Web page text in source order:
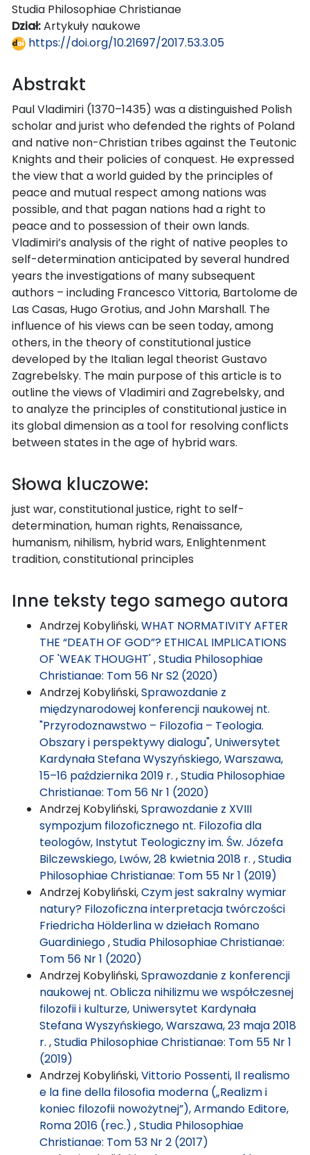
Studia Philosophiae Christianae
Dział:Artykuły naukowe
https://doi.org/10.21697/2017.53.3.05
Abstrakt
Paul Vladimiri (1370–1435) was a distinguished Polish
scholar and jurist who defended the rights of Poland
and native non-Christian tribes against the Teutonic
Knights and their policies of conquest. He expressed
the view that a world guided by the principles of
peace and mutual respect among nations was
possible, and that pagan nations had a right to
peace and to possession of their own lands.
Vladimiri’s analysis of the right of native peoples to
self-determination anticipated by several hundred
years the investigations of many subsequent
authors – including Francesco Vittoria, Bartolome de
Las Casas, Hugo Grotius, and John Marshall. The
influence of his views can be seen today, among
others, in the theory of constitutional justice
developed by the Italian legal theorist Gustavo
Zagrebelsky. The main purpose of this article is to
outline the views of Vladimiri and Zagrebelsky, and
to analyze the principles of constitutional justice in
its global dimension as a tool for resolving conflicts
between states in the age of hybrid wars.
Słowa kluczowe:
just war, constitutional justice, right to self-
determination, human rights, Renaissance,
humanism, nihilism, hybrid wars, Enlightenment
tradition, constitutional principles
Inne teksty tego samego autora
Andrzej Kobyliński,WHAT NORMATIVITY AFTER
THE “DEATH OF GOD”? ETHICAL IMPLICATIONS
OF 'WEAK THOUGHT',Studia Philosophiae
Christianae: Tom 56 Nr S2 (2020)
Andrzej Kobyliński,Sprawozdanie z
międzynarodowej konferencji naukowej nt.
"Przyrodoznawstwo – Filozofia – Teologia.
Obszary i perspektywy dialogu", Uniwersytet
Kardynała Stefana Wyszyńskiego, Warszawa,
15–16 października 2019 r. ,Studia Philosophiae
Christianae: Tom 56 Nr 1 (2020)
Andrzej Kobyliński,Sprawozdanie z XVIII
sympozjum filozoficznego nt. Filozofia dla
teologów, Instytut Teologiczny im. Św. Józefa
Bilczewskiego, Lwów, 28 kwietnia 2018 r. ,Studia
Philosophiae Christianae: Tom 55 Nr 1 (2019)
Andrzej Kobyliński,Czym jest sakralny wymiar
natury? Filozoficzna interpretacja twórczości
Friedricha Hölderlina w dziełach Romano
Guardiniego,Studia Philosophiae Christianae:
Tom 56 Nr 1 (2020)
Andrzej Kobyliński,Sprawozdanie z konferencji
naukowej nt. Oblicza nihilizmu we współczesnej
filozofii i kulturze, Uniwersytet Kardynała
Stefana Wyszyńskiego, Warszawa, 23 maja 2018
r. ,Studia Philosophiae Christianae: Tom 55 Nr 1
(2019)
Andrzej Kobyliński,Vittorio Possenti, Il realismo
e la fine della filosofia moderna („Realizm i
koniec filozofii nowożytnej”), Armando Editore,
Roma 2016 (rec.) ,Studia Philosophiae
Christianae: Tom 53 Nr 2 (2017)